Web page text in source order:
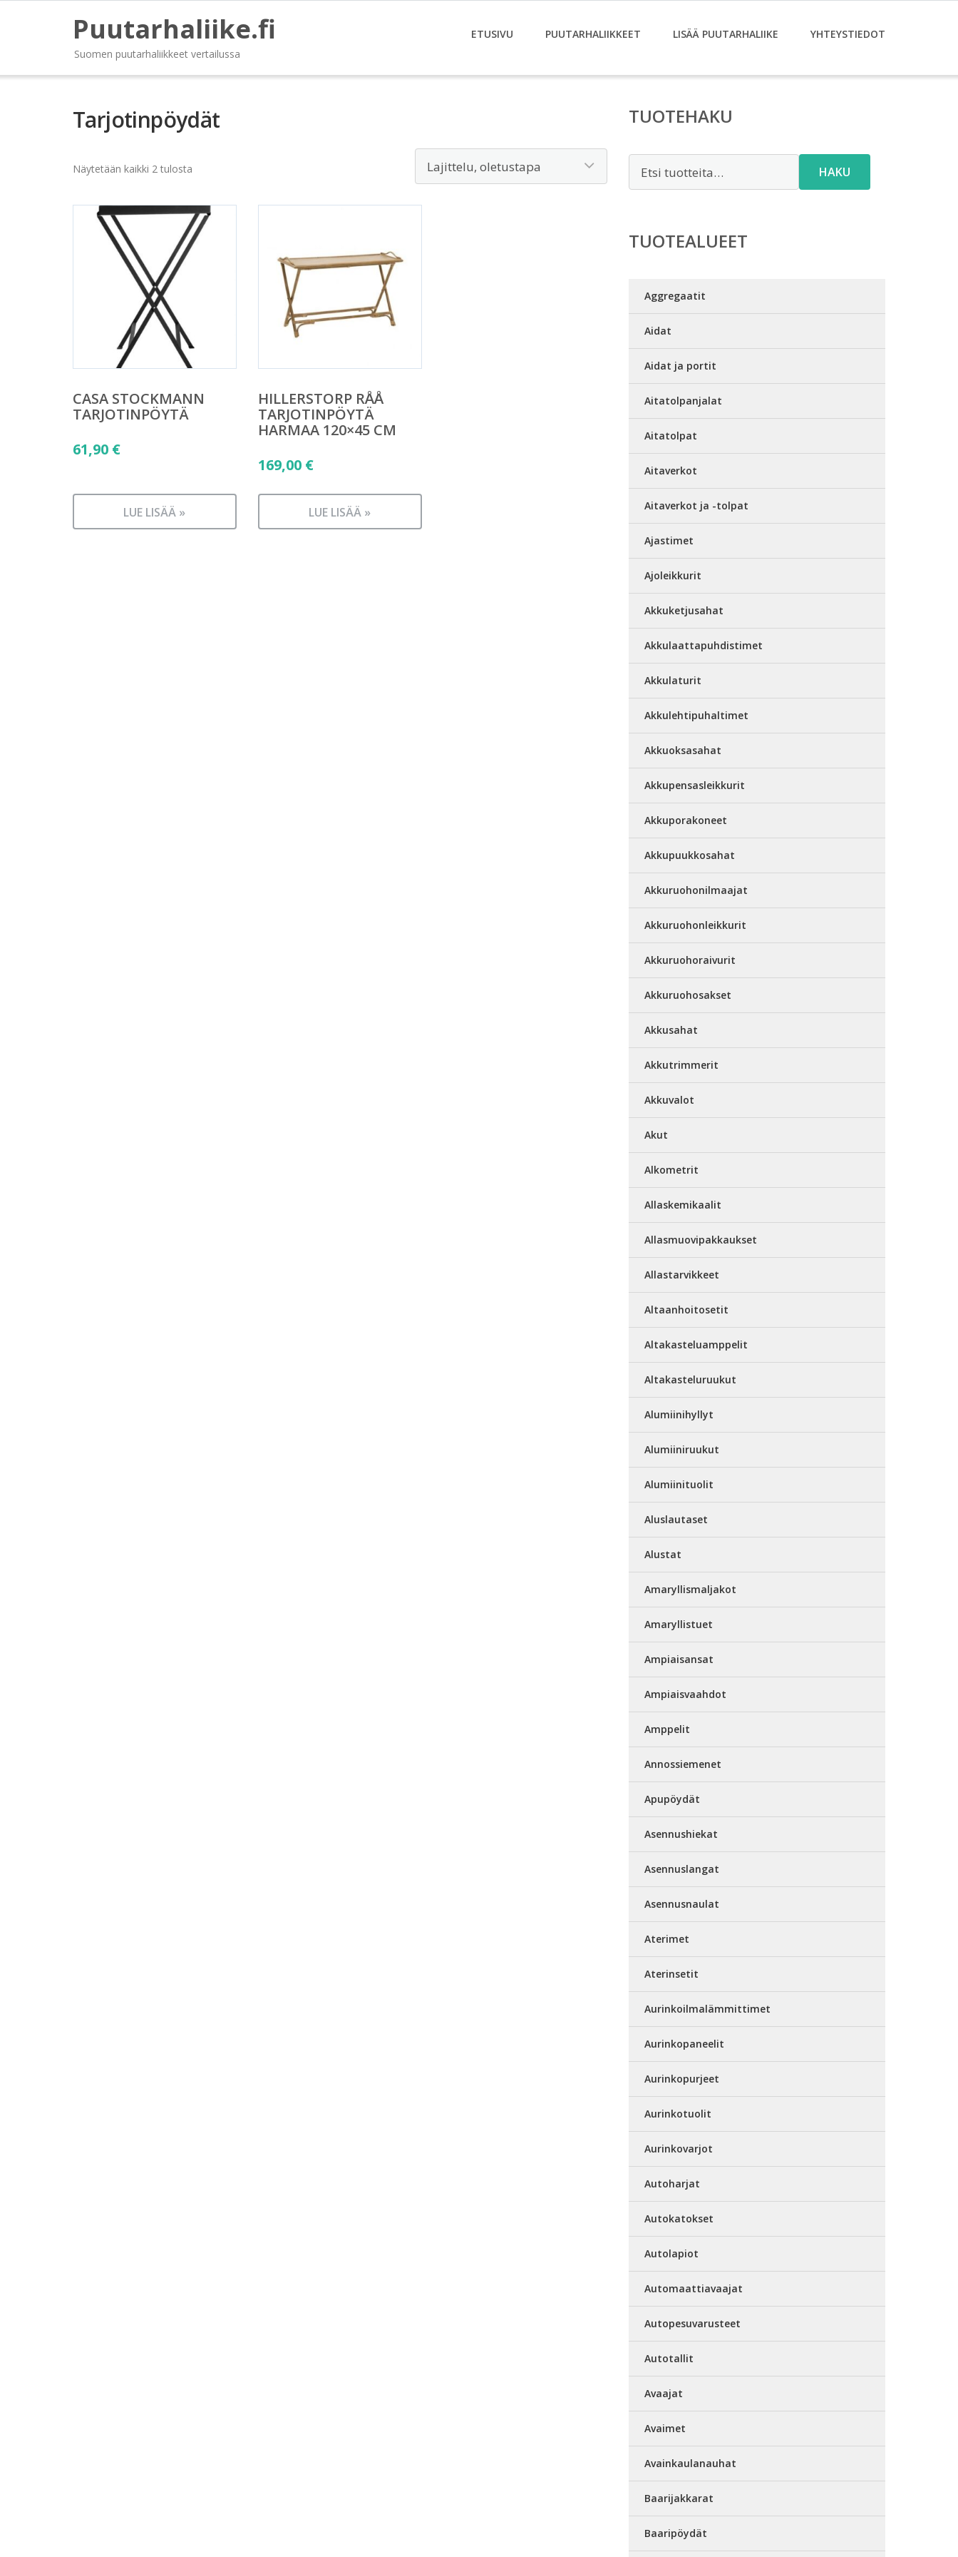
Puutarhaliike.fi
Suomen puutarhaliikkeet vertailussa
ETUSIVU PUUTARHALIIKKEET LISÄÄ PUUTARHALIIKE YHTEYSTIEDOT
Tarjotinpöydät
Näytetään kaikki 2 tulosta
CASA STOCKMANN
TARJOTINPÖYTÄ
61,90 €
LUE LISÄÄ »
HILLERSTORP RÅÅ
TARJOTINPÖYTÄ
HARMAA 120×45 CM
169,00 €
LUE LISÄÄ »
TUOTEHAKU
HAKU
TUOTEALUEET
Aggregaatit
Aidat
Aidat ja portit
Aitatolpanjalat
Aitatolpat
Aitaverkot
Aitaverkot ja -tolpat
Ajastimet
Ajoleikkurit
Akkuketjusahat
Akkulaattapuhdistimet
Akkulaturit
Akkulehtipuhaltimet
Akkuoksasahat
Akkupensasleikkurit
Akkuporakoneet
Akkupuukkosahat
Akkuruohonilmaajat
Akkuruohonleikkurit
Akkuruohoraivurit
Akkuruohosakset
Akkusahat
Akkutrimmerit
Akkuvalot
Akut
Alkometrit
Allaskemikaalit
Allasmuovipakkaukset
Allastarvikkeet
Altaanhoitosetit
Altakasteluamppelit
Altakasteluruukut
Alumiinihyllyt
Alumiiniruukut
Alumiinituolit
Aluslautaset
Alustat
Amaryllismaljakot
Amaryllistuet
Ampiaisansat
Ampiaisvaahdot
Amppelit
Annossiemenet
Apupöydät
Asennushiekat
Asennuslangat
Asennusnaulat
Aterimet
Aterinsetit
Aurinkoilmalämmittimet
Aurinkopaneelit
Aurinkopurjeet
Aurinkotuolit
Aurinkovarjot
Autoharjat
Autokatokset
Autolapiot
Automaattiavaajat
Autopesuvarusteet
Autotallit
Avaajat
Avaimet
Avainkaulanauhat
Baarijakkarat
Baaripöydät